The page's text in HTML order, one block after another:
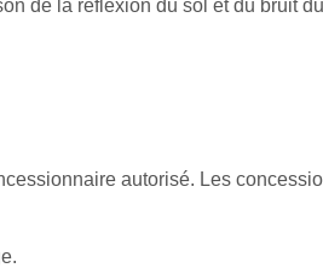
de la réflexion du sol et du bruit
autorisé. Les